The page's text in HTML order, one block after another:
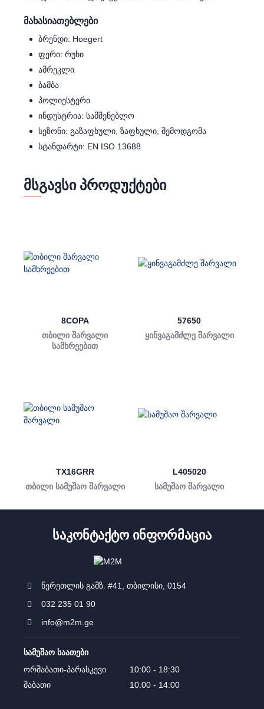
მახასიათებლები
ბრენდი: Hoegert
ფერი: რუხი
ამრეკლი
ბამბა
პოლიესტერი
ინდუსტრია: სამშენებლო
სეზონი: გაზაფხული, ზაფხული, შემოდგომა
სტანდარტი: EN ISO 13688
ᲛᲡᲒᲐᲕᲡᲘ ᲞᲠᲝᲓᲣᲥᲢᲔᲑᲘ
8COPA
თბილი შარვალი
სამხრეებით
57650
ყინვაგამძლე შარვალი
TX16GRR
თბილი სამუშაო შარვალი
L405020
სამუშაო შარვალი
ᲡᲐᲙᲝᲜᲢᲐᲥᲢᲝ ᲘᲜᲤᲝᲠᲛᲐᲪᲘᲐ
წერეთლის გამზ. #41, თბილისი, 0154
032 235 01 90
info@m2m.ge
სამუშაო საათები
ორშაბათი-პარასკევი
10:00 - 18:30
შაბათი
10:00 - 14:00